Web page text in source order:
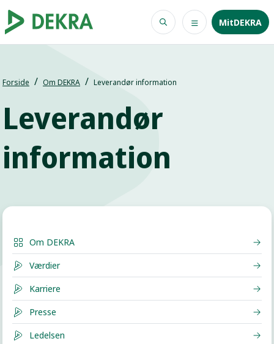
MitDEKRA
Forside Om DEKRA Leverandør information
Leverandør
information
Om DEKRA
Værdier
Karriere
Presse
Ledelsen